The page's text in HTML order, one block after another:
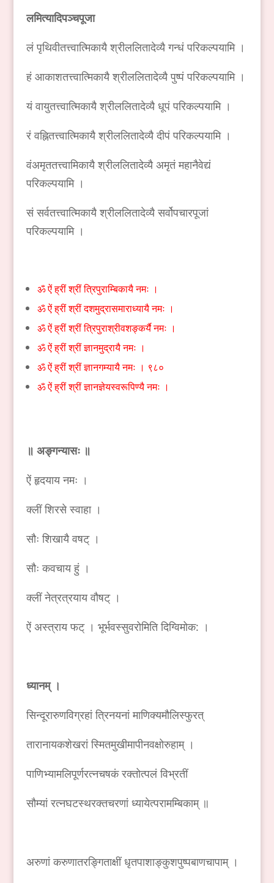
लमित्यादिपञ्चपूजा
लं पृथिवीतत्त्वात्मिकायै श्रीललितादेव्यै गन्धं परिकल्पयामि ।
हं आकाशतत्त्वात्मिकायै श्रीललितादेव्यै पुष्पं परिकल्पयामि ।
यं वायुतत्त्वात्मिकायै श्रीललितादेव्यै धूपं परिकल्पयामि ।
रं वह्नितत्त्वात्मिकायै श्रीललितादेव्यै दीपं परिकल्पयामि ।
वंअमृततत्त्वामिकायै श्रीललितादेव्यै अमृतं महानैवेद्यं
परिकल्पयामि ।
सं सर्वतत्त्वात्मिकायै श्रीललितादेव्यै सर्वोपचारपूजां
परिकल्पयामि ।
ॐ ऐं ह्रीं श्रीं त्रिपुराम्बिकायै नमः ।
ॐ ऐं ह्रीं श्रीं दशमुद्रासमाराध्यायै नमः ।
ॐ ऐं ह्रीं श्रीं त्रिपुराश्रीवशङ्कर्यै नमः ।
ॐ ऐं ह्रीं श्रीं ज्ञानमुद्रायै नमः ।
ॐ ऐं ह्रीं श्रीं ज्ञानगम्यायै नमः । ९८०
ॐ ऐं ह्रीं श्रीं ज्ञानज्ञेयस्वरूपिण्यै नमः ।
॥ अङ्गन्यासः ॥
ऐं हृदयाय नमः ।
क्लीं शिरसे स्वाहा ।
सौः शिखायै वषट् ।
सौः कवचाय हुं ।
क्लीं नेत्रत्रयाय वौषट् ।
ऐं अस्त्राय फट् । भूर्भवस्सुवरोमिति दिग्विमोक: ।
ध्यानम् ।
सिन्दूरारुणविग्रहां त्रिनयनां माणिक्यमौलिस्फुरत्
तारानायकशेखरां स्मितमुखीमापीनवक्षोरुहाम् ।
पाणिभ्यामलिपूर्णरत्नचषकं रक्तोत्पलं विभ्रतीं
सौम्यां रत्नघटस्थरक्तचरणां ध्यायेत्परामम्बिकाम् ॥
अरुणां करुणातरङ्गिताक्षीं धृतपाशाङ्कुशपुष्पबाणचापाम् ।